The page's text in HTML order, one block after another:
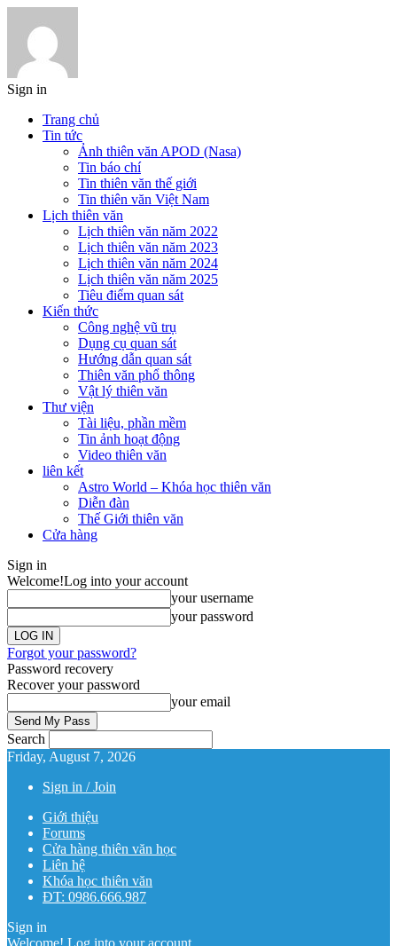
Sign in
Trang chủ
Tin tức
Ảnh thiên văn APOD (Nasa)
Tin báo chí
Tin thiên văn thế giới
Tin thiên văn Việt Nam
Lịch thiên văn
Lịch thiên văn năm 2022
Lịch thiên văn năm 2023
Lịch thiên văn năm 2024
Lịch thiên văn năm 2025
Tiêu điểm quan sát
Kiến thức
Công nghệ vũ trụ
Dụng cụ quan sát
Hướng dẫn quan sát
Thiên văn phổ thông
Vật lý thiên văn
Thư viện
Tài liệu, phần mềm
Tin ảnh hoạt động
Video thiên văn
liên kết
Astro World – Khóa học thiên văn
Diễn đàn
Thế Giới thiên văn
Cửa hàng
Sign in
Welcome!Log into your account
your username
your password
Forgot your password?
Password recovery
Recover your password
your email
Search
Friday, August 7, 2026
Sign in / Join
Giới thiệu
Forums
Cửa hàng thiên văn học
Liên hệ
Khóa học thiên văn
ĐT: 0986.666.987
Sign in
Welcome! Log into your account